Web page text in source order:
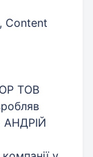
Content
ТОВ
АНДРІЙ